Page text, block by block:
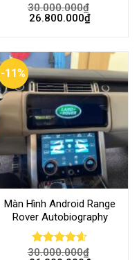
Rated4.56
out of 5
30.000.000₫
26.800.000₫
-11%
Màn Hình Android Range
Rover Autobiography
Rated4.54
30.000.000₫